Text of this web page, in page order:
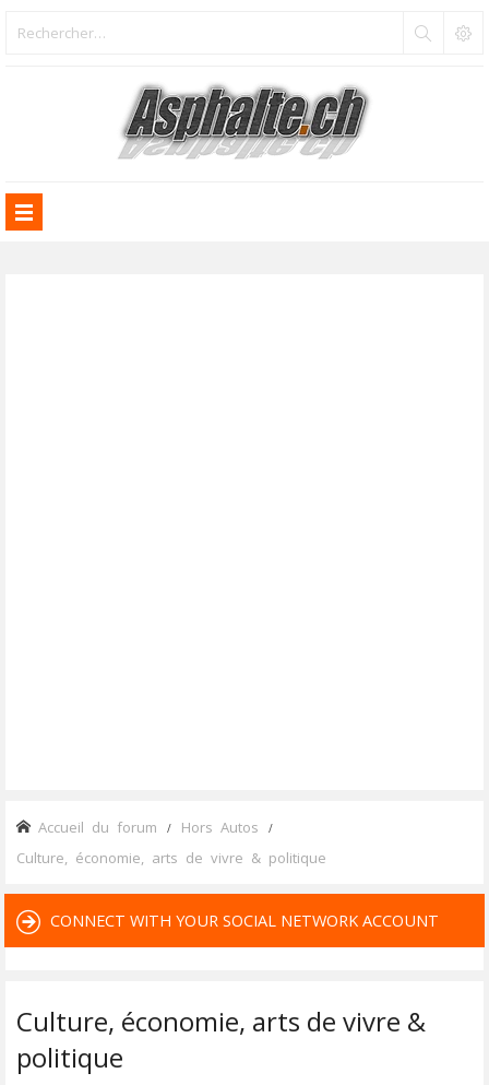
Accueil du forum Hors Autos
Culture, économie, arts de vivre & politique
CONNECT WITH YOUR SOCIAL NETWORK ACCOUNT
Culture, économie, arts de vivre &
politique